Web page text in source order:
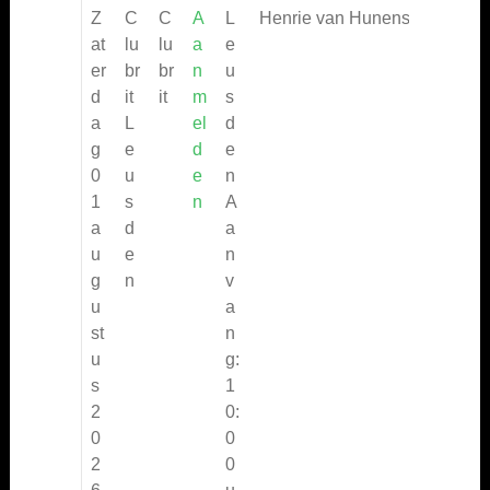
:
:
Z
at
er
d
a
g
0
1
a
u
g
u
st
u
s
2
0
2
C
lu
br
it
L
e
u
s
d
e
n
C
lu
br
it
A
a
n
m
el
d
e
n
L
e
u
s
d
e
n
A
a
n
v
a
n
g:
1
0:
0
0
Henrie van Hunenstein